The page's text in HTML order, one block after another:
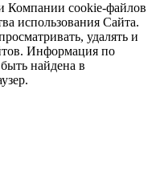
Компании cookie-файлов
использования Сайта.
удалять и
Информация по
найдена в